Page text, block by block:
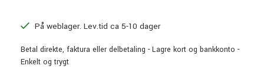
På weblager. Lev.tid ca 5-10 dager
Betal direkte, faktura eller delbetaling - Lagre kort og bankkonto -
Enkelt og trygt